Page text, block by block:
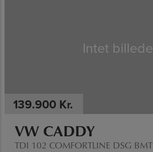
Intet billede
139.900 Kr.
VW CADDY
TDI 102 COMFORTLINE DSG BMT